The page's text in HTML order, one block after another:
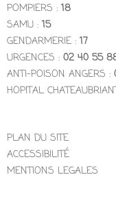
POMPIERS : 18
SAMU : 15
GENDARMERIE : 17
URGENCES : 02 40 55
ANTI-POISON ANGERS :
HOPITAL
PLAN DU SITE
ACCESSIBILITÉ
MENTIONS LEGALES